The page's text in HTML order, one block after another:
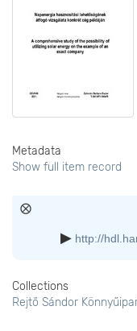
Metadata
Show full item record
http://
Collections
Rejtő Sándor